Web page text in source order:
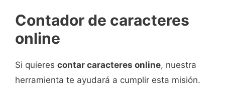
Contador de caracteres
online
Si quieres contar caracteres online, nuestra
herramienta te ayudará a cumplir esta misión.